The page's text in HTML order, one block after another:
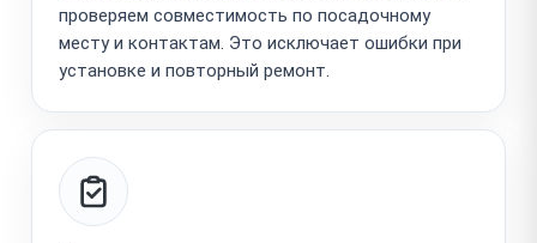
проверяем совместимость по посадочному
месту и контактам. Это исключает ошибки при
установке и повторный ремонт.